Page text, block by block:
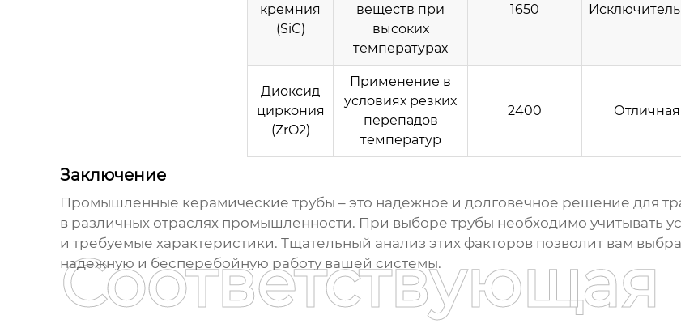
кремния
(SiC)
веществ при
высоких
температурах
1650
Диоксид
циркония
(ZrO2)
Применение в
условиях резких
перепадов
температур
2400 Отличная
Заключение
Промышленные керамические трубы – это надежное и долговечное решение для
в различных отраслях промышленности. При выборе трубы необходимо учитывать
и требуемые характеристики. Тщательный анализ этих факторов позволит вам
надежную и бесперебойную работу вашей системы.
Соответствующая